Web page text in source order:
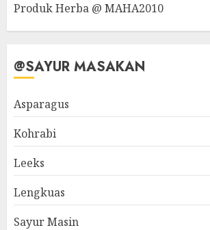
Produk Herba @ MAHA2010
@SAYUR MASAKAN
Asparagus
Kohrabi
Leeks
Lengkuas
Sayur Masin